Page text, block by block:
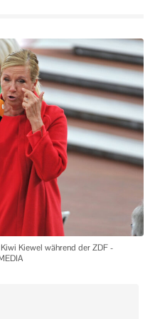
Kiewel während der ZDF -